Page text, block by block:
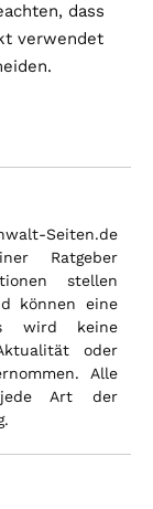
dass
verwendet
Seiten.de
Ratgeber
stellen
können eine
wird keine
oder
Alle
Art der